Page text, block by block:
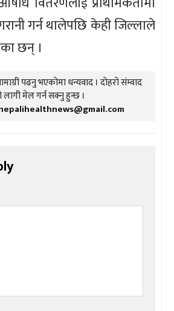
गर्न थालेपछि केही जिल्लाले
छन् ।
पढनु भएकोमा धन्यवाद । दोहरो संम्वाद
लागी मेल गर्न सक्नु हुन्छ ।